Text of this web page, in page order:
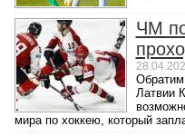
ЧМ
Латвии
мира по хоккею, который